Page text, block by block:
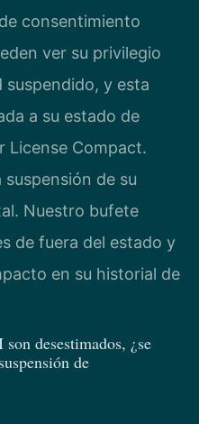
consentimiento
ver su privilegio
y esta
a su estado de
License Compact.
de su
Nuestro bufete
de fuera del estado y
en su historial de
desestimados, ¿se
de